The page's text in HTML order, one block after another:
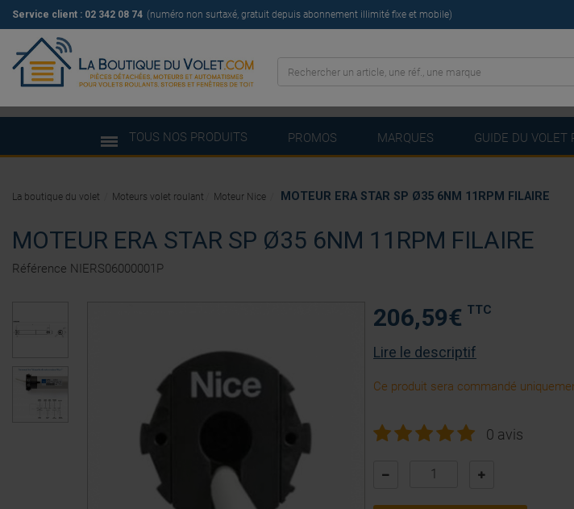
Service client : 02 342 08 74 (numéro non surtaxé, gratuit depuis abonnement illimité fixe et mobile)
TOUS NOS PRODUITS PROMOS MARQUES GUIDE DU VOLET
MOTEUR ERA STAR SP Ø35 6NM 11RPM FILAIRE
Référence NIERS06000001P
206,59€ TTC
Lire le descriptif
Ce produit sera commandé
0 avis
La boutique du volet Moteurs volet roulant Moteur Nice MOTEUR ERA STAR SP Ø35 6NM 11RPM FILAIRE